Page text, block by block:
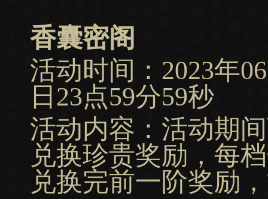
香囊密阁
活动时间：2023年
日23点59分59秒
活动内容：活动期
兑换珍贵奖励，每
兑换完前一阶奖励